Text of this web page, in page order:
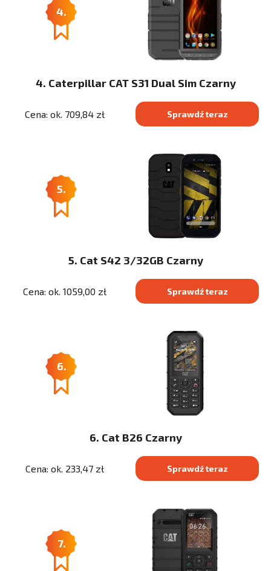
4.
4. Caterpillar CAT S31 Dual Sim Czarny
Cena: ok. 709,84 zł Sprawdź teraz
5.
5. Cat S42 3/32GB Czarny
Cena: ok. 1059,00 zł Sprawdź teraz
6.
6. Cat B26 Czarny
Cena: ok. 233,47 zł Sprawdź teraz
7.